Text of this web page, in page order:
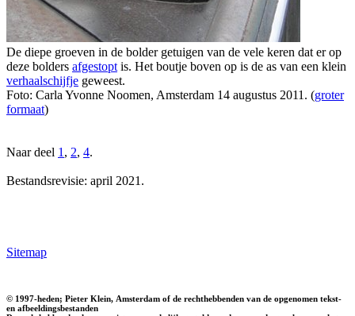
De diepe groeven in de bolder getuigen van de vele keren dat er op
deze bolders afgestopt is. Het boutje boven op is de as van een klein
verhaalschijfje geweest.
Foto: Carla Yvonne Noomen, Amsterdam 14 augustus 2011. (groter
formaat)
Naar deel 1 , 2, 4.
Bestandsrevisie: april 2021.
Sitemap
© 1997-heden; Pieter Klein, Amsterdam of de rechthebbenden van de opgenomen tekst-
en afbeeldingsbestanden